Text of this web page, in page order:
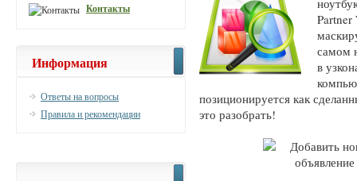
самом
в
позиционируется как
это разобрать!
Контакты
Информация
Ответы на вопросы
Правила и рекомендации